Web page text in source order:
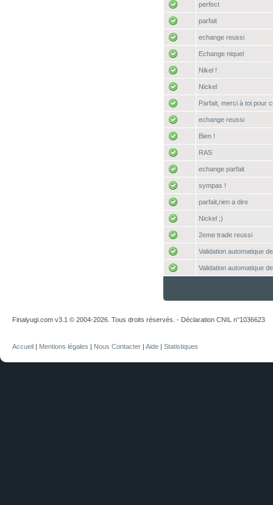
perfect
parfait
echange reussi
Echange niquel
Nikel !
Nickel
Parfait, merci à toi pour
echange reussi
Bien !
RAS
echange parfait
sympas !
parfait,rien a dire
Nickel ;)
2eme trade reussi
Validation automatique
Validation automatique
Finalyugi.com v3.1 © 2004-2026. Tous droits réservés. - Déclaration CNIL n°1036623
Accueil | Mentions légales | Nous Contacter | Aide | Statistiques